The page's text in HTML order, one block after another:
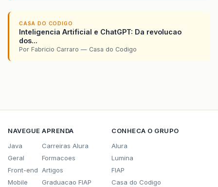
CASA DO CODIGO
Inteligencia Artificial e ChatGPT: Da revolucao
dos...
Por Fabricio Carraro — Casa do Codigo
NAVEGUE
Java
Geral
Front-end
Mobile
APRENDA
Carreiras Alura
Formacoes
Artigos
Graduacao FIAP
CONHECA O GRUPO
Alura
Lumina
FIAP
Casa do Codigo